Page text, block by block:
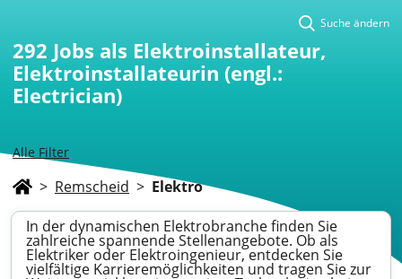
Alle Filter
Suche ändern
292 Jobs als Elektroinstallateur,
Elektroinstallateurin (engl.:
Electrician)
> Remscheid > Elektro
In der dynamischen Elektrobranche finden Sie
zahlreiche spannende Stellenangebote. Ob als
Elektriker oder Elektroingenieur, entdecken Sie
vielfältige Karrieremöglichkeiten und tragen Sie zur